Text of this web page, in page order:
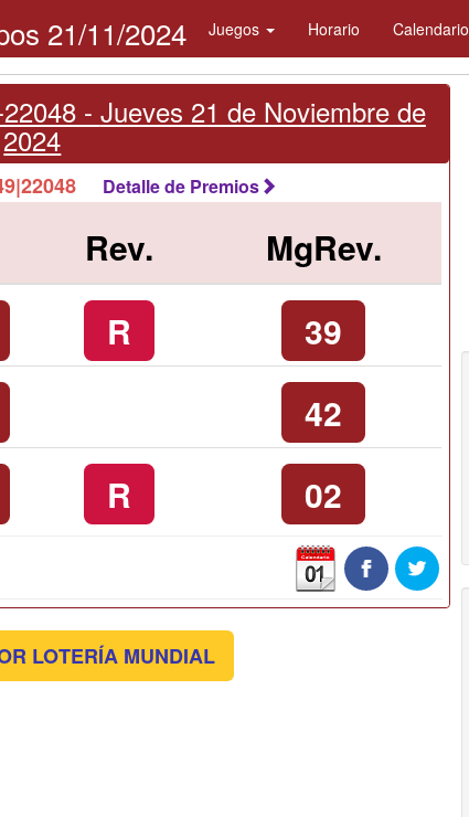
21/11/2024 Juegos Horario Calendario
- Jueves 21 de Noviembre de
2024
Detalle de Premios
Rev.
MgRev.
R
39
42
R 02
LOTERÍA MUNDIAL